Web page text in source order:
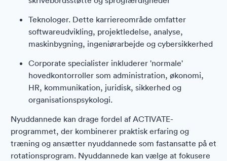
Teknologer. Dette karriereområde omfatter
softwareudvikling, projektledelse, analyse,
maskinbygning, ingeniørarbejde og cybersikkerhed
Corporate specialister inkluderer 'normale'
hovedkontorroller som administration, økonomi,
HR, kommunikation, juridisk, sikkerhed og
organisationspsykologi.
Nyuddannede kan drage fordel af ACTIVATE-
programmet, der kombinerer praktisk erfaring og
træning og ansætter nyuddannede som fastansatte på et
rotationsprogram. Nyuddannede kan vælge at fokusere